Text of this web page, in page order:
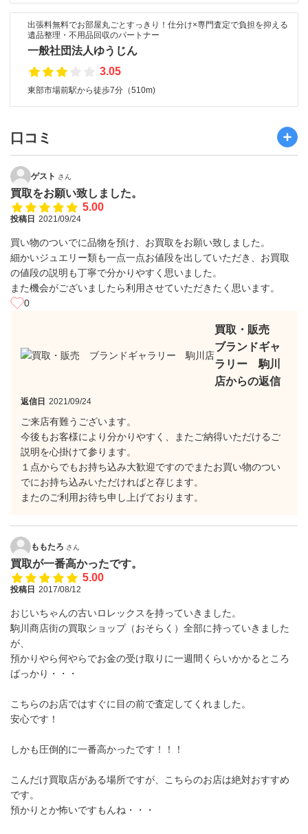
出張料無料でお部屋丸ごとすっきり！仕分け×専門査定で負担を抑える
遺品整理・不用品回収のパートナー
一般社団法人ゆうじん
3.05
東部市場前駅から徒歩7分（510m)
口コミ
ゲスト さん
買取をお願い致しました。
5.00
投稿日 2021/09/24
買い物のついでに品物を預け、お買取をお願い致しました。
細かいジュエリー類も一点一点お値段を出していただき、お買取
の値段の説明も丁寧で分かりやすく思いました。
また機会がございましたら利用させていただきたく思います。
0
買取・販売
ブランドギャ
ラリー 駒川
店からの返信
返信日 2021/09/24
ご来店有難うございます。
今後もお客様により分かりやすく、またご納得いただけるご
説明を心掛けて参ります。
１点からでもお持ち込み大歓迎ですのでまたお買い物のつい
でにお持ち込みいただければと存じます。
またのご利用お待ち申し上げております。
ももたろ さん
買取が一番高かったです。
5.00
投稿日 2017/08/12
おじいちゃんの古いロレックスを持っていきました。
駒川商店街の買取ショップ（おそらく）全部に持っていきました
が、
預かりやら何やらでお金の受け取りに一週間くらいかかるところ
ばっかり・・・
こちらのお店ではすぐに目の前で査定してくれました。
安心です！
しかも圧倒的に一番高かったです！！！
こんだけ買取店がある場所ですが、こちらのお店は絶対おすすめ
です。
預かりとか怖いですもんね・・・